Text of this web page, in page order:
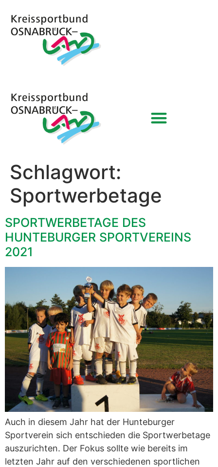
Schlagwort:
Sportwerbetage
SPORTWERBETAGE DES
HUNTEBURGER SPORTVEREINS
2021
Auch in diesem Jahr hat der Hunteburger
Sportverein sich entschieden die Sportwerbetage
auszurichten. Der Fokus sollte wie bereits im
letzten Jahr auf den verschiedenen sportlichen